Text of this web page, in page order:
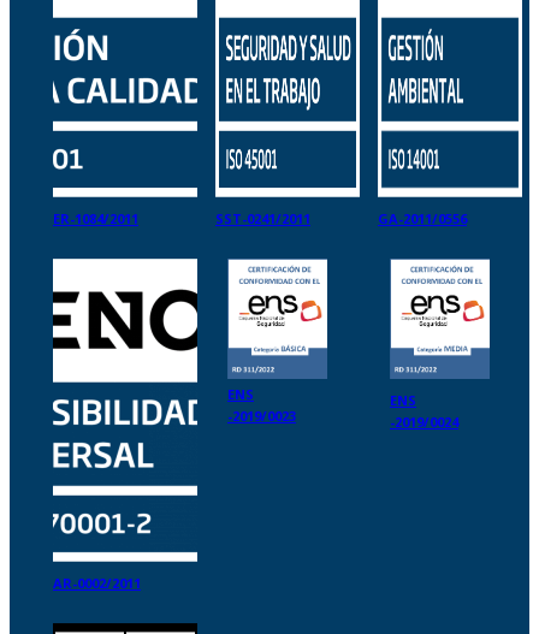
ER-1084/2011 SST-0241/2011 GA-2011/0556
AR-0002/2011
ENS
-2019/0023
ENS
-2019/0024